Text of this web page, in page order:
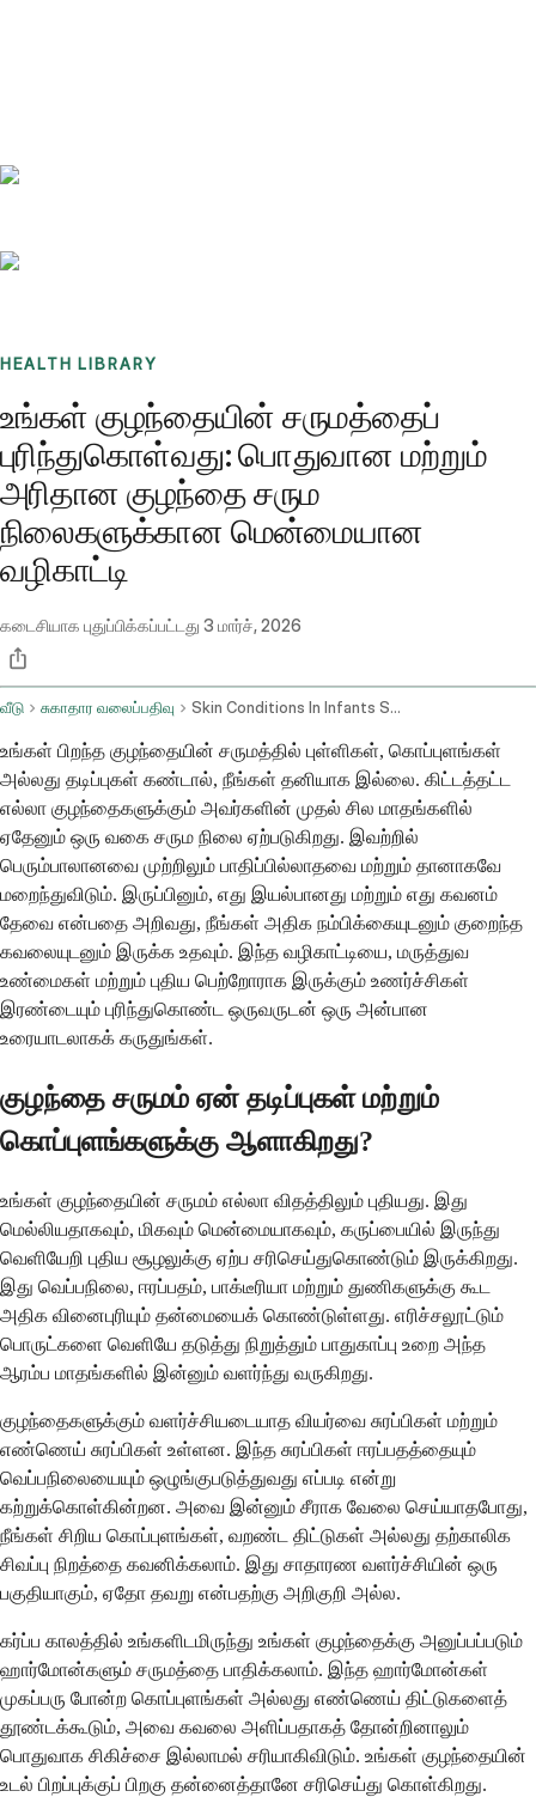
HEALTH LIBRARY
உங்கள் குழந்தையின் சருமத்தைப்
புரிந்துகொள்வது: பொதுவான மற்றும்
அரிதான குழந்தை சரும
நிலைகளுக்கான மென்மையான
வழிகாட்டி
கடைசியாக புதுப்பிக்கப்பட்டது 3 மார்ச், 2026
வீடு சுகாதார வலைப்பதிவு Skin Conditions In Infants Symptoms And When To Seek Advice
உங்கள் பிறந்த குழந்தையின் சருமத்தில் புள்ளிகள், கொப்புளங்கள்
அல்லது தடிப்புகள் கண்டால், நீங்கள் தனியாக இல்லை. கிட்டத்தட்ட
எல்லா குழந்தைகளுக்கும் அவர்களின் முதல் சில மாதங்களில்
ஏதேனும் ஒரு வகை சரும நிலை ஏற்படுகிறது. இவற்றில்
பெரும்பாலானவை முற்றிலும் பாதிப்பில்லாதவை மற்றும் தானாகவே
மறைந்துவிடும். இருப்பினும், எது இயல்பானது மற்றும் எது கவனம்
தேவை என்பதை அறிவது, நீங்கள் அதிக நம்பிக்கையுடனும் குறைந்த
கவலையுடனும் இருக்க உதவும். இந்த வழிகாட்டியை, மருத்துவ
உண்மைகள் மற்றும் புதிய பெற்றோராக இருக்கும் உணர்ச்சிகள்
இரண்டையும் புரிந்துகொண்ட ஒருவருடன் ஒரு அன்பான
உரையாடலாகக் கருதுங்கள்.
குழந்தை சருமம் ஏன் தடிப்புகள் மற்றும்
கொப்புளங்களுக்கு ஆளாகிறது?
உங்கள் குழந்தையின் சருமம் எல்லா விதத்திலும் புதியது. இது
மெல்லியதாகவும், மிகவும் மென்மையாகவும், கருப்பையில் இருந்து
வெளியேறி புதிய சூழலுக்கு ஏற்ப சரிசெய்துகொண்டும் இருக்கிறது.
இது வெப்பநிலை, ஈரப்பதம், பாக்டீரியா மற்றும் துணிகளுக்கு கூட
அதிக வினைபுரியும் தன்மையைக் கொண்டுள்ளது. எரிச்சலூட்டும்
பொருட்களை வெளியே தடுத்து நிறுத்தும் பாதுகாப்பு உறை அந்த
ஆரம்ப மாதங்களில் இன்னும் வளர்ந்து வருகிறது.
குழந்தைகளுக்கும் வளர்ச்சியடையாத வியர்வை சுரப்பிகள் மற்றும்
எண்ணெய் சுரப்பிகள் உள்ளன. இந்த சுரப்பிகள் ஈரப்பதத்தையும்
வெப்பநிலையையும் ஒழுங்குபடுத்துவது எப்படி என்று
கற்றுக்கொள்கின்றன. அவை இன்னும் சீராக வேலை செய்யாதபோது,
நீங்கள் சிறிய கொப்புளங்கள், வறண்ட திட்டுகள் அல்லது தற்காலிக
சிவப்பு நிறத்தை கவனிக்கலாம். இது சாதாரண வளர்ச்சியின் ஒரு
பகுதியாகும், ஏதோ தவறு என்பதற்கு அறிகுறி அல்ல.
கர்ப்ப காலத்தில் உங்களிடமிருந்து உங்கள் குழந்தைக்கு அனுப்பப்படும்
ஹார்மோன்களும் சருமத்தை பாதிக்கலாம். இந்த ஹார்மோன்கள்
முகப்பரு போன்ற கொப்புளங்கள் அல்லது எண்ணெய் திட்டுகளைத்
தூண்டக்கூடும், அவை கவலை அளிப்பதாகத் தோன்றினாலும்
பொதுவாக சிகிச்சை இல்லாமல் சரியாகிவிடும். உங்கள் குழந்தையின்
உடல் பிறப்புக்குப் பிறகு தன்னைத்தானே சரிசெய்து கொள்கிறது.